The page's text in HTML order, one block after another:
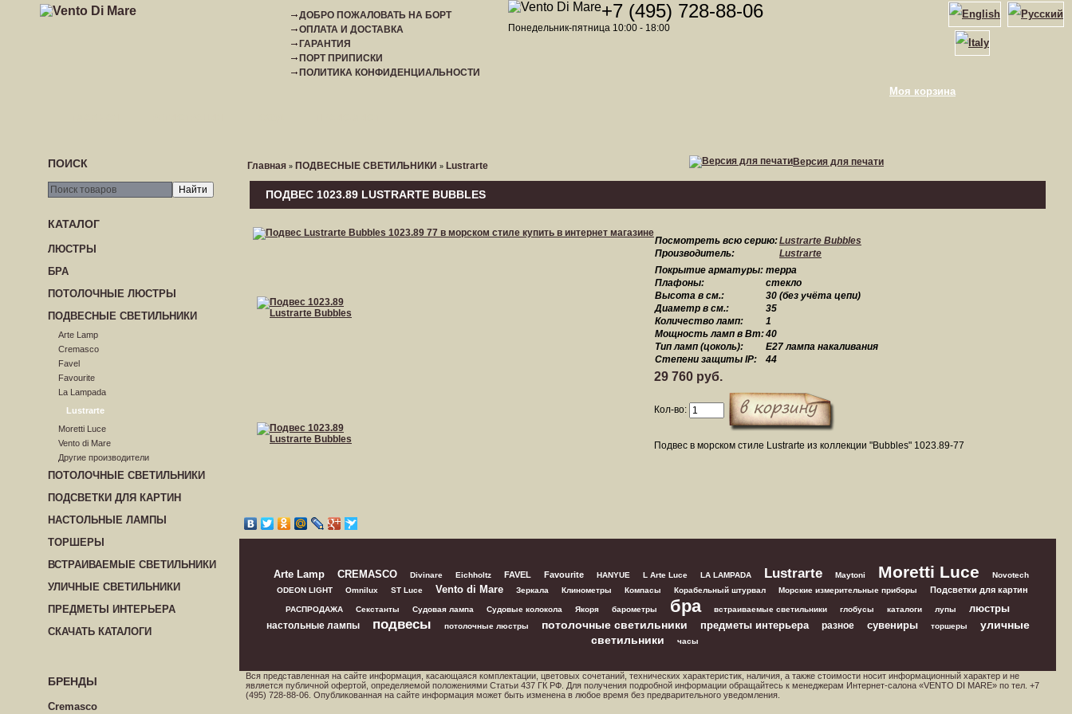
ДОБРО ПОЖАЛОВАТЬ НА БОРТ
ОПЛАТА И ДОСТАВКА
ГАРАНТИЯ
ПОРТ ПРИПИСКИ
ПОЛИТИКА КОНФИДЕНЦИАЛЬНОСТИ
+7 (495) 728-88-06
Понедельник-пятница 10:00 - 18:00
Моя корзина
ПОИСК
КАТАЛОГ
ЛЮСТРЫ
БРА
ПОТОЛОЧНЫЕ ЛЮСТРЫ
ПОДВЕСНЫЕ СВЕТИЛЬНИКИ
Arte Lamp
Cremasco
Favel
Favourite
La Lampada
Lustrarte
Moretti Luce
Vento di Mare
Другие производители
ПОТОЛОЧНЫЕ СВЕТИЛЬНИКИ
ПОДСВЕТКИ ДЛЯ КАРТИН
НАСТОЛЬНЫЕ ЛАМПЫ
ТОРШЕРЫ
ВСТРАИВАЕМЫЕ СВЕТИЛЬНИКИ
УЛИЧНЫЕ СВЕТИЛЬНИКИ
ПРЕДМЕТЫ ИНТЕРЬЕРА
СКАЧАТЬ КАТАЛОГИ
БРЕНДЫ
Cremasco
Главная » ПОДВЕСНЫЕ СВЕТИЛЬНИКИ » Lustrarte Версия для печати
ПОДВЕС 1023.89 LUSTRARTE BUBBLES
Посмотреть всю серию:Lustrarte Bubbles
Производитель:
Lustrarte
Покрытие арматуры: терра
Плафоны:
стекло
Высота в см.:
30 (без учёта цепи)
Диаметр в см.:
35
Количество ламп:
1
Мощность ламп в Вт:40
Тип ламп (цоколь):
Е27 лампа накаливания
Степени защиты IP:
44
29 760 руб.
Кол-во:
Подвес в морском стиле Lustrarte из коллекции "Bubbles" 1023.89-77
Arte Lamp CREMASCO Divinare Eichholtz FAVEL Favourite HANYUE L Arte Luce LA LAMPADA Lustrarte Maytoni Moretti Luce
Novotech
ODEON LIGHT
Omnilux ST Luce Vento di Mare Зеркала Клинометры Компасы Корабельный штурвал Морские измерительные приборы Подсветки для картин
РАСПРОДАЖА Секстанты Судовая лампа Судовые колокола Якоря барометры бра встраиваемые светильники глобусы каталоги лупы люстры
настольные лампы подвесы потолочные люстры потолочные светильники предметы интерьера разное сувениры торшеры
уличные
светильники
часы
Вся представленная на сайте информация, касающаяся комплектации, цветовых сочетаний, технических характеристик, наличия, а также стоимости носит информационный характер и не
является публичной офертой, определяемой положениями Статьи 437 ГК РФ. Для получения подробной информации обращайтесь к менеджерам Интернет-салона «VENTO DI MARE» по тел. +7
(495) 728-88-06. Опубликованная на сайте информация может быть изменена в любое время без предварительного уведомления.